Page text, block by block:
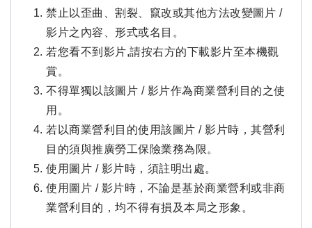
禁止以歪曲、割裂、竄改或其他方法改變圖片 /
影片之內容、形式或名目。
若您看不到影片,請按右方的下載影片至本機觀
賞。
不得單獨以該圖片 / 影片作為商業營利目的之使
用。
若以商業營利目的使用該圖片 / 影片時，其營利
目的須與推廣勞工保險業務為限。
使用圖片 / 影片時，須註明出處。
使用圖片 / 影片時，不論是基於商業營利或非商
業營利目的，均不得有損及本局之形象。